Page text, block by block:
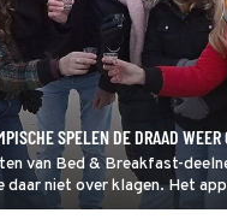
SPELEN DE DRAAD
van Bed & Breakfast-
niet over klagen. Het
en zeer smaakvol ingericht.